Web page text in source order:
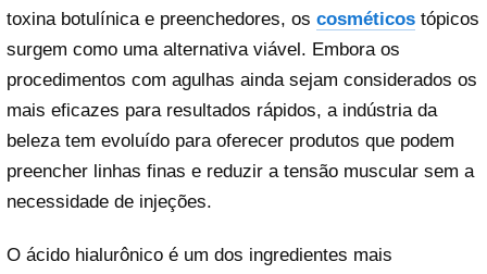
toxina botulínica e preenchedores, os cosméticos tópicos
surgem como uma alternativa viável. Embora os
procedimentos com agulhas ainda sejam considerados os
mais eficazes para resultados rápidos, a indústria da
beleza tem evoluído para oferecer produtos que podem
preencher linhas finas e reduzir a tensão muscular sem a
necessidade de injeções.
O ácido hialurônico é um dos ingredientes mais